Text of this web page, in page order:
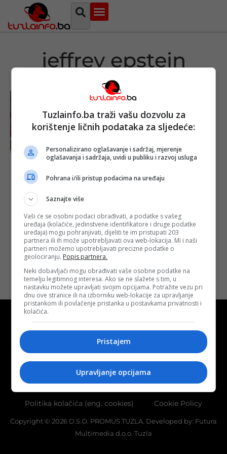
jeffrey epstein
Sveto platno s
Kabe
pronađeno na
podu
Epsteinove vile
Objavljeno:09.
02. 2026.
Opširnije
Politika kolačića (eng. cookies) Cookie Policy
Copyright © 2026 D.S.O. PROMUS TUZLA. Developed by: Futura
Multimedia d.o.o. Tuzla
Tuzlainfo.ba traži vašu dozvolu za
korištenje ličnih podataka za sljedeće:
Personalizirano oglašavanje i sadržaj, mjerenje
oglašavanja i sadržaja, uvidi u publiku i razvoj usluga
Pohrana i/ili pristup podacima na uređaju
Saznajte više
Vaši će se osobni podaci obrađivati, a podatke s vašeg
uređaja (kolačiće, jedinstvene identifikatore i druge podatke
uređaja) mogu pohranjivati, dijeliti te im pristupati 203
partnera ili ih može upotrebljavati ova web-lokacija. Mi i naši
partneri možemo upotrebljavati precizne podatke o
geolociranju. Popis partnera.
Neki dobavljači mogu obrađivati vaše osobne podatke na
temelju legitimnog interesa. Ako se ne slažete s tim, u
nastavku možete upravljati svojim opcijama. Potražite vezu pri
dnu ove stranice ili na izborniku web-lokacije za upravljanje
pristankom ili povlačenje pristanka u postavkama privatnosti i
kolačića.
Pristajem
Upravljanje opcijama